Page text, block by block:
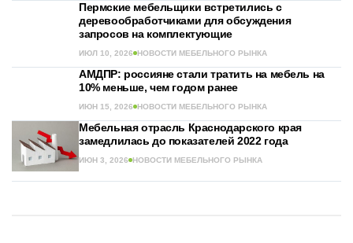
Пермские мебельщики встретились с
деревообработчиками для обсуждения
запросов на комплектующие
ИЮЛ 10, 2026 НОВОСТИ МЕБЕЛЬНОГО РЫНКА
АМДПР: россияне стали тратить на мебель на
10% меньше, чем годом ранее
ИЮН 15, 2026 НОВОСТИ МЕБЕЛЬНОГО РЫНКА
Мебельная отрасль Краснодарского края
замедлилась до показателей 2022 года
ИЮН 3, 2026 НОВОСТИ МЕБЕЛЬНОГО РЫНКА